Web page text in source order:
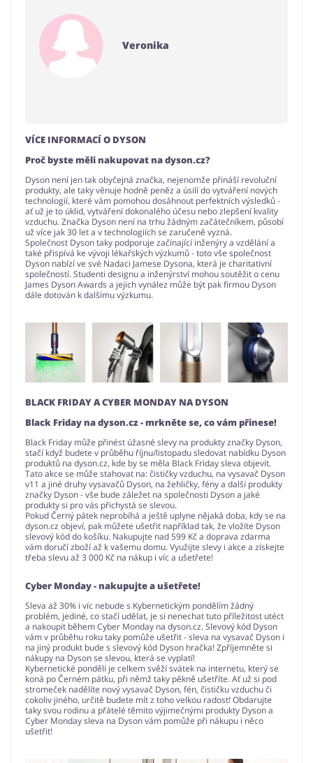
Veronika
VÍCE INFORMACÍ O DYSON
Proč byste měli nakupovat na dyson.cz?
Dyson není jen tak obyčejná značka, nejenomže přináší revoluční
produkty, ale taky věnuje hodně peněz a úsilí do vytváření nových
technologií, které vám pomohou dosáhnout perfektních výsledků -
ať už je to úklid, vytváření dokonalého účesu nebo zlepšení kvality
vzduchu. Značka Dyson není na trhu žádným začátečníkem, působí
už více jak 30 let a v technologiích se zaručeně vyzná.
Společnost Dyson taky podporuje začínající inženýry a vzdělání a
také přispívá ke vývoji lékařských výzkumů - toto vše společnost
Dyson nabízí ve své Nadaci Jamese Dysona, která je charitativní
společností. Studenti designu a inženýrství mohou soutěžit o cenu
James Dyson Awards a jejich vynález může být pak firmou Dyson
dále dotován k dalšímu výzkumu.
BLACK FRIDAY A CYBER MONDAY NA DYSON
Black Friday na dyson.cz - mrkněte se, co vám přinese!
Black Friday může přinést úžasné slevy na produkty značky Dyson,
stačí když budete v průběhu říjnu/listopadu sledovat nabídku Dyson
produktů na dyson.cz, kde by se měla Black Friday sleva objevit.
Tato akce se může stahovat na: čističky vzduchu, na vysavač Dyson
v11 a jiné druhy vysavačů Dyson, na žehličky, fény a další produkty
značky Dyson - vše bude záležet na společnosti Dyson a jaké
produkty si pro vás přichystá se slevou.
Pokud Černý pátek neprobíhá a ještě uplyne nějaká doba, kdy se na
dyson.cz objeví, pak můžete ušetřit například tak, že vložíte Dyson
slevový kód do košíku. Nakupujte nad 599 Kč a doprava zdarma
vám doručí zboží až k vašemu domu. Využijte slevy i akce a získejte
třeba slevu až 3 000 Kč na nákup i víc a ušetřete!
Cyber Monday - nakupujte a ušetřete!
Sleva až 30% i víc nebude s Kybernetickým pondělím žádný
problém, jediné, co stačí udělat, je si nenechat tuto příležitost utéct
a nakoupit během Cyber Monday na dyson.cz. Slevový kód Dyson
vám v průběhu roku taky pomůže ušetřit - sleva na vysavač Dyson i
na jiný produkt bude s slevový kód Dyson hračka! Zpříjemněte si
nákupy na Dyson se slevou, která se vyplatí!
Kybernetické pondělí je celkem svěží svátek na internetu, který se
koná po Černém pátku, při němž taky pěkně ušetříte. Ať už si pod
stromeček nadělíte nový vysavač Dyson, fén, čističku vzduchu či
cokoliv jiného, určitě budete mít z toho velkou radost! Obdarujte
taky svou rodinu a přátelé těmito výjimečnými produkty Dyson a
Cyber Monday sleva na Dyson vám pomůže při nákupu i něco
ušetřit!